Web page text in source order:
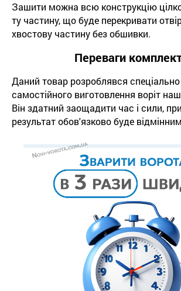
Зашити можна всю конструкцію
ту частину, що буде перекривати
хвостову частину без обшивки.
Переваги
Даний товар розроблявся
самостійного виготовлення воріт
Він здатний заощадити час і сили,
результат обов'язково буде